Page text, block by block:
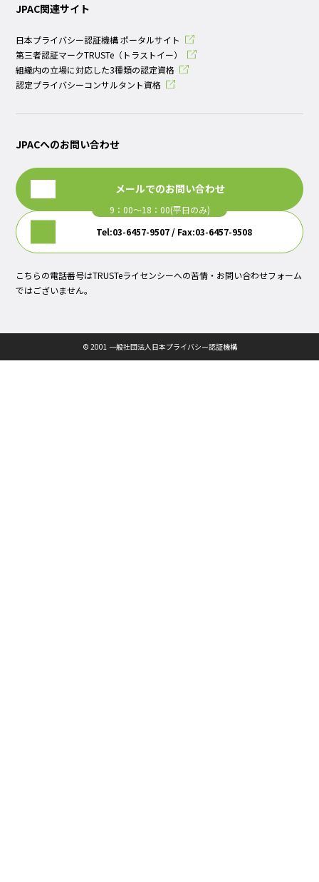
JPAC関連サイト
日本プライバシー認証機構 ポータルサイト
第三者認証マークTRUSTe（トラストイー）
組織内の立場に対応した3種類の認定資格
認定プライバシーコンサルタント資格
JPACへのお問い合わせ
メールでのお問い合わせ
Tel:03-6457-9507 / Fax:03-6457-9508
こちらの電話番号はTRUSTeライセンシーへの苦情・お問い合わせフォーム
ではございません。
© 2001 一般社団法人日本プライバシー認証機構